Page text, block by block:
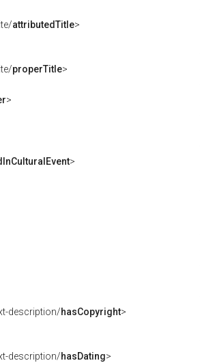
attributedTitle>
properTitle>
>
>
description/hasCopyright>
description/hasDating>